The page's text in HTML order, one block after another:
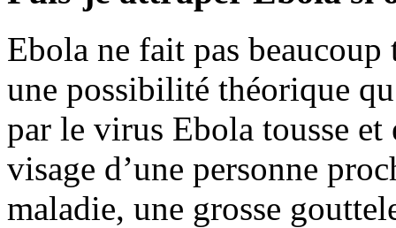
Ebola ne fait pas
une possibilité théorique
par le virus Ebola tousse
visage d’une personne
maladie, une grosse